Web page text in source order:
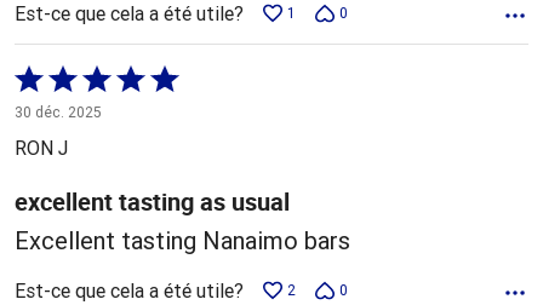
Est-ce que cela a été utile? 1 0
Coté
5 sur
5
30 déc. 2025
RON J
excellent tasting as usual
Excellent tasting Nanaimo bars
Est-ce que cela a été utile? 2 0